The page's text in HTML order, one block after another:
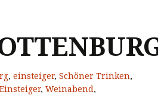
, einsteiger, Schöner Trinken,
, Weinabend,